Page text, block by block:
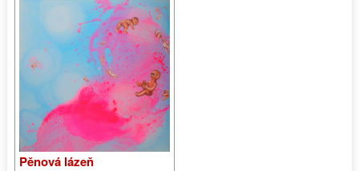
Pěnová lázeň